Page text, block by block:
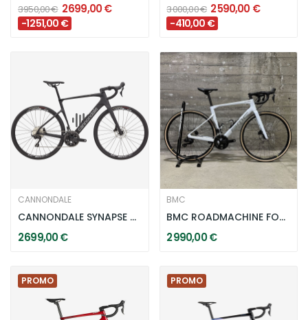
3 950,00 € 2 699,00 €
-1 251,00 €
3 000,00 € 2 590,00 €
-410,00 €
CANNONDALE
CANNONDALE SYNAPSE CARBON 5 - BLACK
2 699,00 €
BMC
BMC ROADMACHINE FOUR RECONDITIONNÉ - COOL WHITE...
2 990,00 €
PROMO PROMO